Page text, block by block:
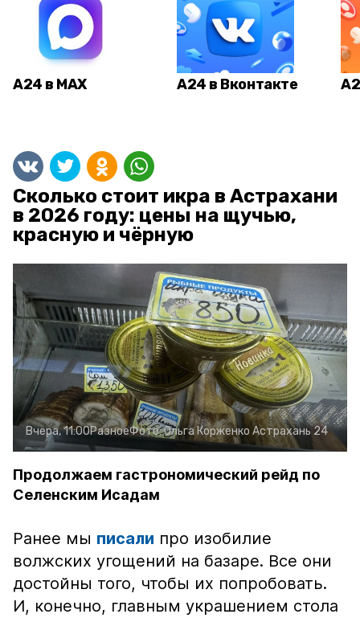
А24 в MAX А24 в Вконтакте
Сколько стоит икра в Астрахани
в 2026 году: цены на щучью,
красную и чёрную
Вчера, 11:00РазноеФото:Ольга Корженко Астрахань 24
Продолжаем гастрономический рейд по
Селенским Исадам
Ранее мы писали про изобилие
волжских угощений на базаре. Все они
достойны того, чтобы их попробовать.
И, конечно, главным украшением стола